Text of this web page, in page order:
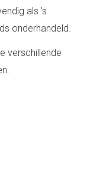
als ’s
onderhandeld.
verschillende